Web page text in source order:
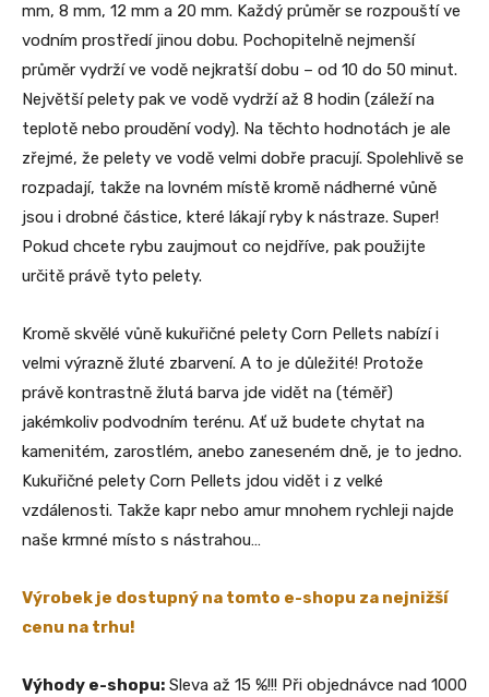
mm, 8 mm, 12 mm a 20 mm. Každý průměr se rozpouští ve
vodním prostředí jinou dobu. Pochopitelně nejmenší
průměr vydrží ve vodě nejkratší dobu – od 10 do 50 minut.
Největší pelety pak ve vodě vydrží až 8 hodin (záleží na
teplotě nebo proudění vody). Na těchto hodnotách je ale
zřejmé, že pelety ve vodě velmi dobře pracují. Spolehlivě se
rozpadají, takže na lovném místě kromě nádherné vůně
jsou i drobné částice, které lákají ryby k nástraze. Super!
Pokud chcete rybu zaujmout co nejdříve, pak použijte
určitě právě tyto pelety.
Kromě skvělé vůně kukuřičné pelety Corn Pellets nabízí i
velmi výrazně žluté zbarvení. A to je důležité! Protože
právě kontrastně žlutá barva jde vidět na (téměř)
jakémkoliv podvodním terénu. Ať už budete chytat na
kamenitém, zarostlém, anebo zaneseném dně, je to jedno.
Kukuřičné pelety Corn Pellets jdou vidět i z velké
vzdálenosti. Takže kapr nebo amur mnohem rychleji najde
naše krmné místo s nástrahou…
Výrobek je dostupný na tomto e-shopu za nejnižší
cenu na trhu!
Výhody e-shopu: Sleva až 15 %!!! Při objednávce nad 1000